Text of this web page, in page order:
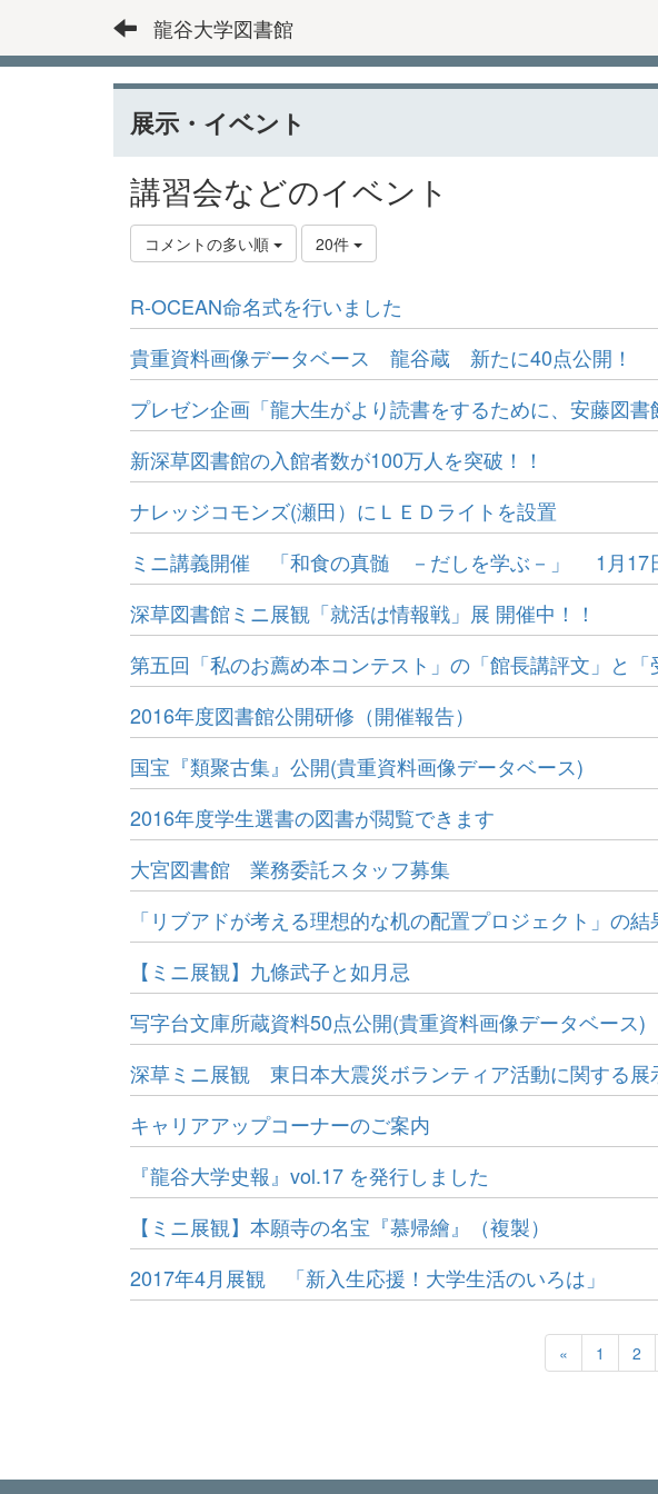
龍谷大学図書館
展示・イベント
講習会などのイベント
コメントの多い順 20件
R-OCEAN命名式を行いました
貴重資料画像データベース 龍谷蔵 新たに40点公開！
プレゼン企画「龍大生がより読書をするために、安藤図書
新深草図書館の入館者数が100万人を突破！！
ナレッジコモンズ(瀬田）にＬＥＤライトを設置
ミニ講義開催 「和食の真髄 －だしを学ぶ－」 1月17
深草図書館ミニ展観「就活は情報戦」展 開催中！！
第五回「私のお薦め本コンテスト」の「館長講評文」と「
2016年度図書館公開研修（開催報告）
国宝『類聚古集』公開(貴重資料画像データベース)
2016年度学生選書の図書が閲覧できます
大宮図書館 業務委託スタッフ募集
「リブアドが考える理想的な机の配置プロジェクト」の
【ミニ展観】九條武子と如月忌
写字台文庫所蔵資料50点公開(貴重資料画像データベース)
深草ミニ展観 東日本大震災ボランティア活動に関する
キャリアアップコーナーのご案内
『龍谷大学史報』vol.17 を発行しました
【ミニ展観】本願寺の名宝『慕帰繪』（複製）
2017年4月展観 「新入生応援！大学生活のいろは」
« 1 2